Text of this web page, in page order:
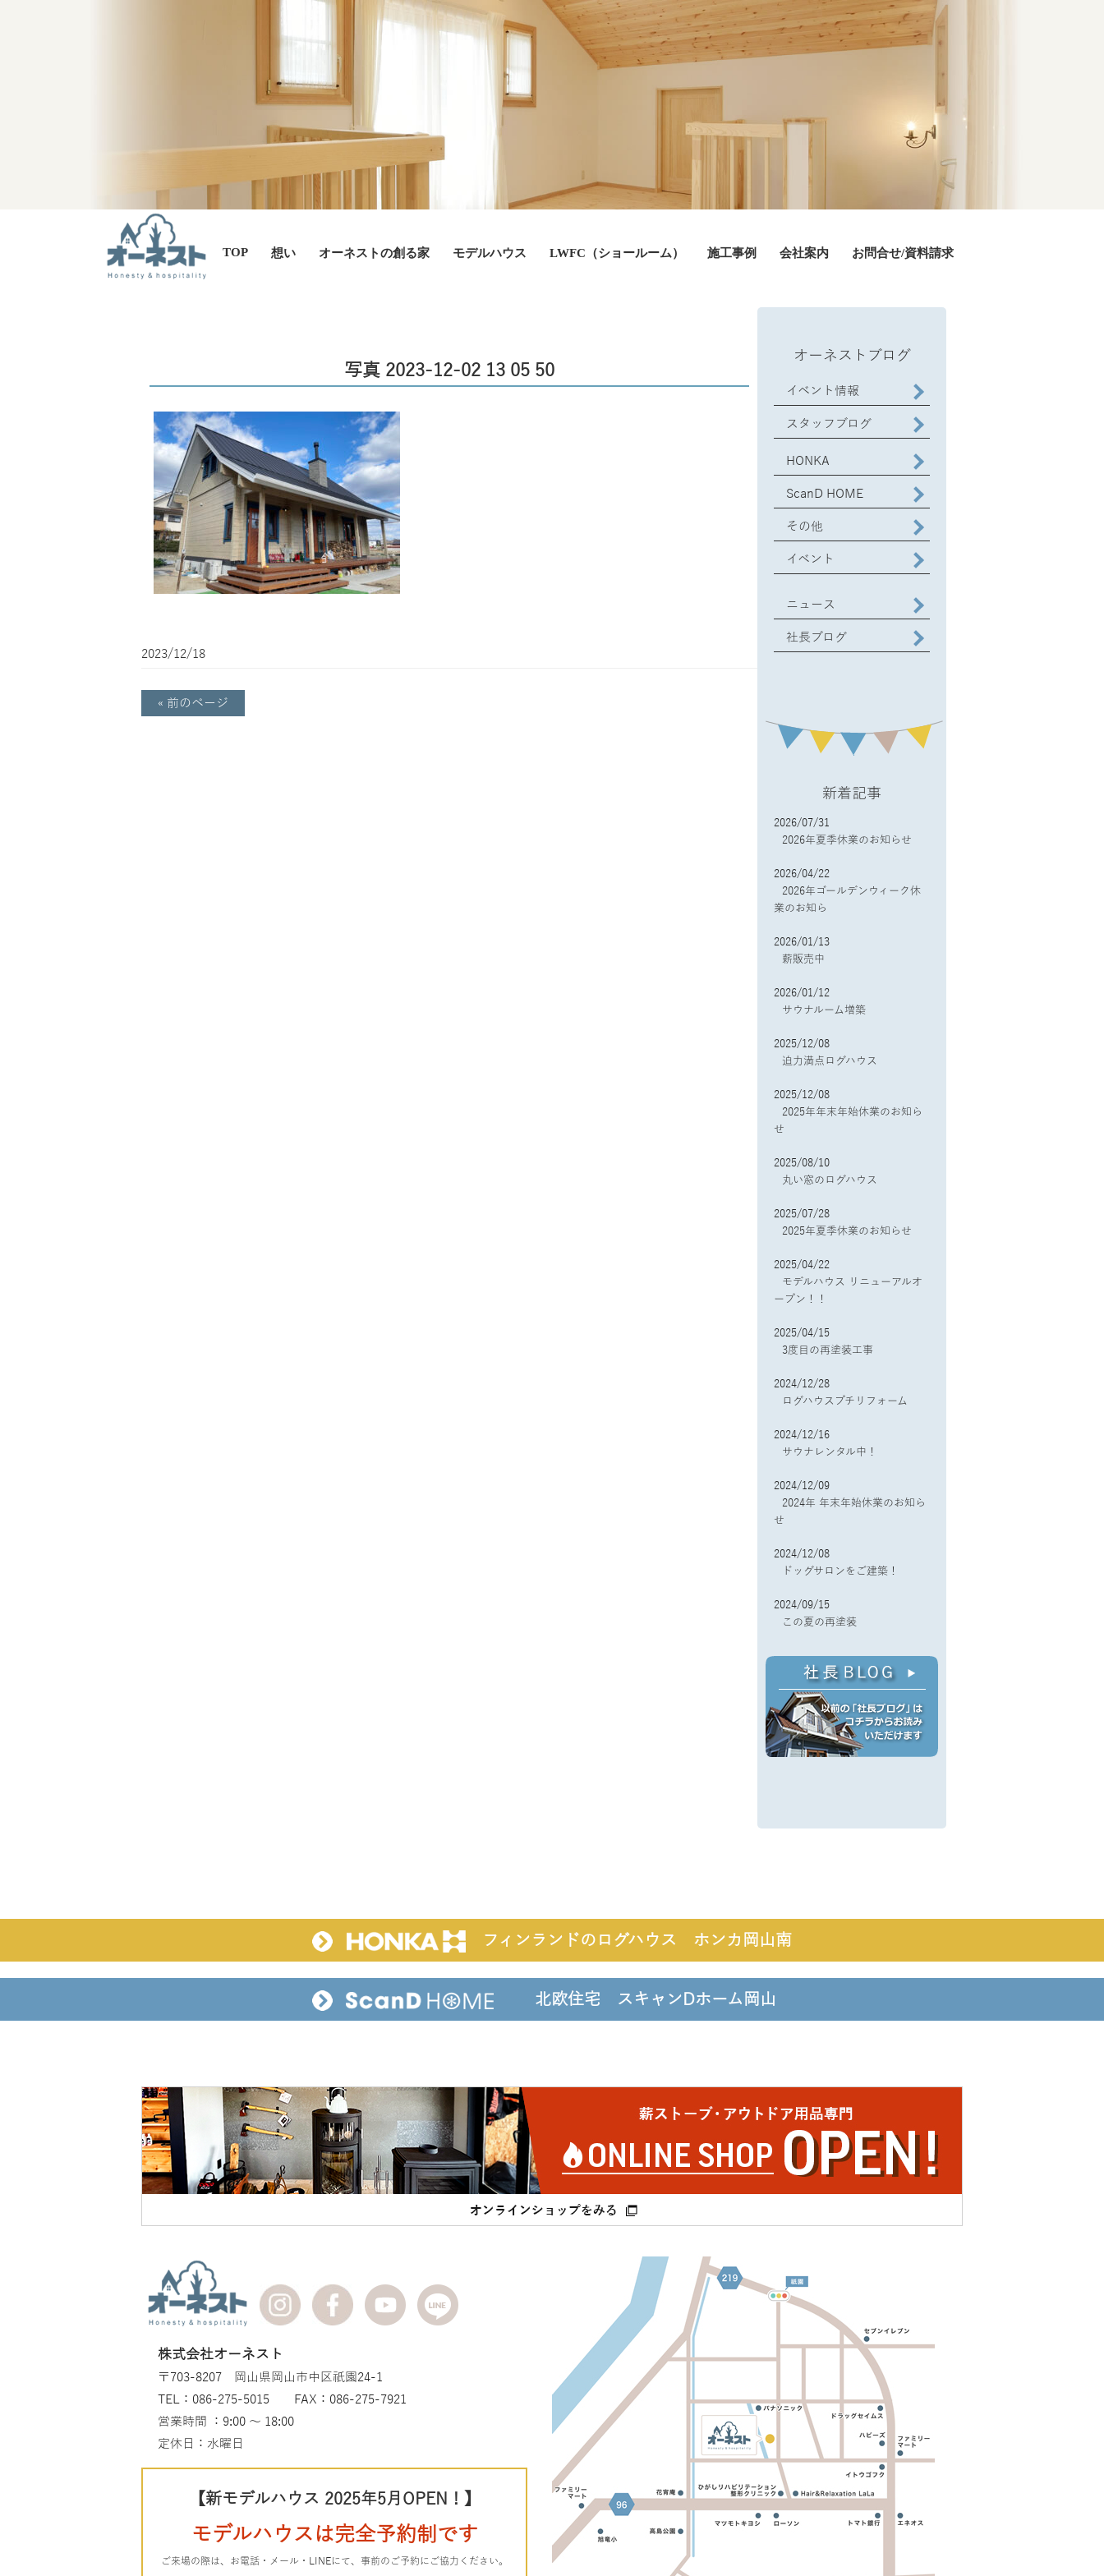
TOP 想い オーネストの創る家 モデルハウス LWFC（ショールーム） 施工事例 会社案内 お問合せ/資料請求
写真 2023-12-02 13 05 50
2023/12/18
« 前のページ
オーネストブログ
イベント情報
スタッフブログ
HONKA
ScanD HOME
その他
イベント
ニュース
社長ブログ
新着記事
2026/07/31
2026年夏季休業のお知らせ
2026/04/22
2026年ゴールデンウィーク休
業のお知ら
2026/01/13
薪販売中
2026/01/12
サウナルーム増築
2025/12/08
迫力満点ログハウス
2025/12/08
2025年年末年始休業のお知ら
せ
2025/08/10
丸い窓のログハウス
2025/07/28
2025年夏季休業のお知らせ
2025/04/22
モデルハウス リニューアルオ
ープン！！
2025/04/15
3度目の再塗装工事
2024/12/28
ログハウスプチリフォーム
2024/12/16
サウナレンタル中！
2024/12/09
2024年 年末年始休業のお知ら
せ
2024/12/08
ドッグサロンをご建築！
2024/09/15
この夏の再塗装
フィンランドのログハウス ホンカ岡山南
北欧住宅 スキャンDホーム岡山
株式会社オーネスト
〒703-8207 岡山県岡山市中区祇園24-1
TEL：086-275-5015 FAX：086-275-7921
営業時間 ：9:00 ～ 18:00
定休日：水曜日
【新モデルハウス 2025年5月OPEN！】
モデルハウスは完全予約制です
ご来場の際は、お電話・メール・LINEにて、事前のご予約にご協力ください。